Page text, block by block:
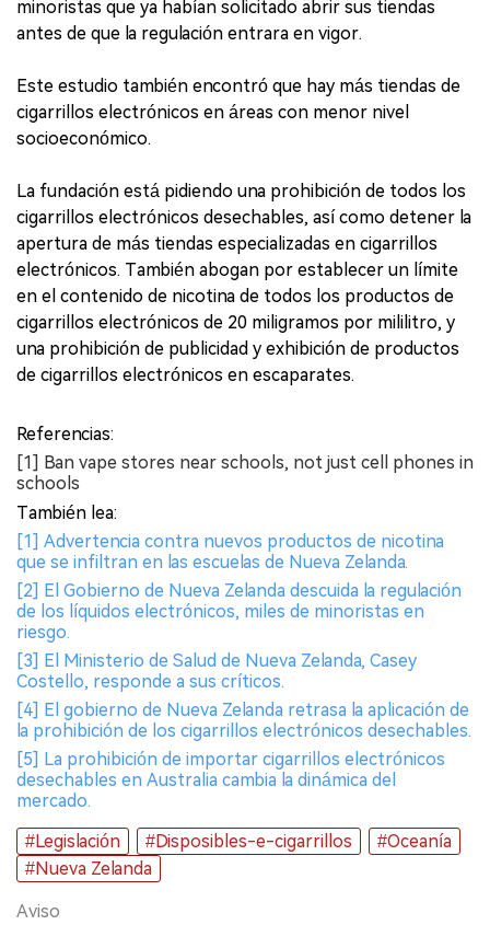
minoristas que ya habían solicitado abrir sus tiendas
antes de que la regulación entrara en vigor.
Este estudio también encontró que hay más tiendas de
cigarrillos electrónicos en áreas con menor nivel
socioeconómico.
La fundación está pidiendo una prohibición de todos los
cigarrillos electrónicos desechables, así como detener la
apertura de más tiendas especializadas en cigarrillos
electrónicos. También abogan por establecer un límite
en el contenido de nicotina de todos los productos de
cigarrillos electrónicos de 20 miligramos por mililitro, y
una prohibición de publicidad y exhibición de productos
de cigarrillos electrónicos en escaparates.
Referencias:
[1] Ban vape stores near schools, not just cell phones in
schools
También lea:
[1] Advertencia contra nuevos productos de nicotina
que se infiltran en las escuelas de Nueva Zelanda.
[2] El Gobierno de Nueva Zelanda descuida la regulación
de los líquidos electrónicos, miles de minoristas en
riesgo.
[3] El Ministerio de Salud de Nueva Zelanda, Casey
Costello, responde a sus críticos.
[4] El gobierno de Nueva Zelanda retrasa la aplicación de
la prohibición de los cigarrillos electrónicos desechables.
[5] La prohibición de importar cigarrillos electrónicos
desechables en Australia cambia la dinámica del
mercado.
#Legislación
#Disposibles-e-cigarrillos
#Oceanía
#Nueva Zelanda
Aviso